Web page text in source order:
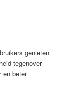
genieten
tegenover
en beter